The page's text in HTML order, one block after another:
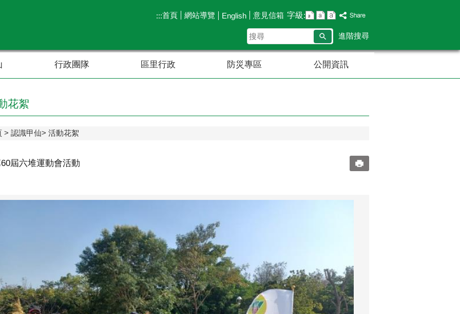
:::首頁 網站導覽 English 意見信箱 字級:
搜
尋
進階搜尋
行政團隊 區里行政 防災專區 公開資訊
花絮
認識甲仙 活動花絮
屆六堆運動會活動